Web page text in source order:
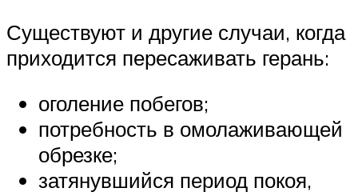
Существуют и другие случаи, когда
приходится пересаживать герань:
оголение побегов;
потребность в омолаживающей
обрезке;
затянувшийся период покоя,